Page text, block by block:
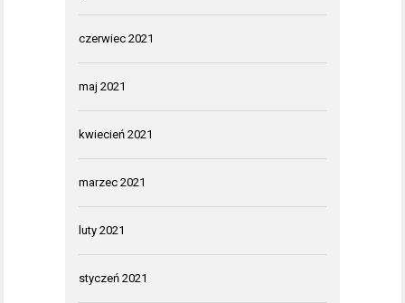
czerwiec 2021
maj 2021
kwiecień 2021
marzec 2021
luty 2021
styczeń 2021